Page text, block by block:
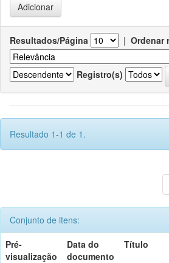
Resultados/Página | Ordenar
Registro(s)
Resultado 1-1 de 1.
Conjunto de itens:
Pré-
visualização
Data do
documento
Título